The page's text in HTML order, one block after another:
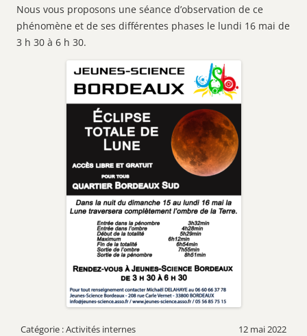
Nous vous proposons une séance d’observation de ce
phénomène et de ses différentes phases le lundi 16 mai de
3 h 30 à 6 h 30.
Activités internes
12 mai 2022